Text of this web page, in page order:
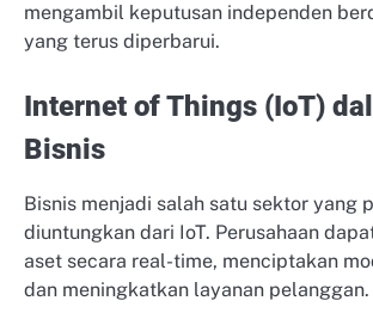
mengambil keputusan independen
yang terus diperbarui.
Internet of Things (IoT)
Bisnis
Bisnis menjadi salah satu sektor yang
diuntungkan dari IoT. Perusahaan
aset secara real-time, menciptakan
dan meningkatkan layanan pelanggan.